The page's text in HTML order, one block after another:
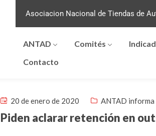
Asociacion Nacional de Tiendas de
ANTAD Comités
Contacto
20 de enero de 2020 ANTAD informa
Piden aclarar retención en